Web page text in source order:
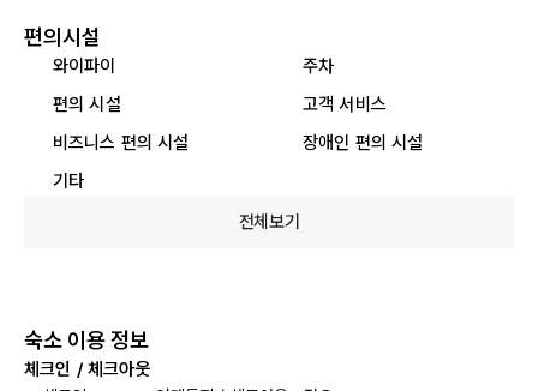
편의시설
와이파이
주차
편의 시설
고객 서비스
비즈니스 편의 시설
장애인 편의 시설
기타
전체보기
숙소 이용 정보
체크인 / 체크아웃